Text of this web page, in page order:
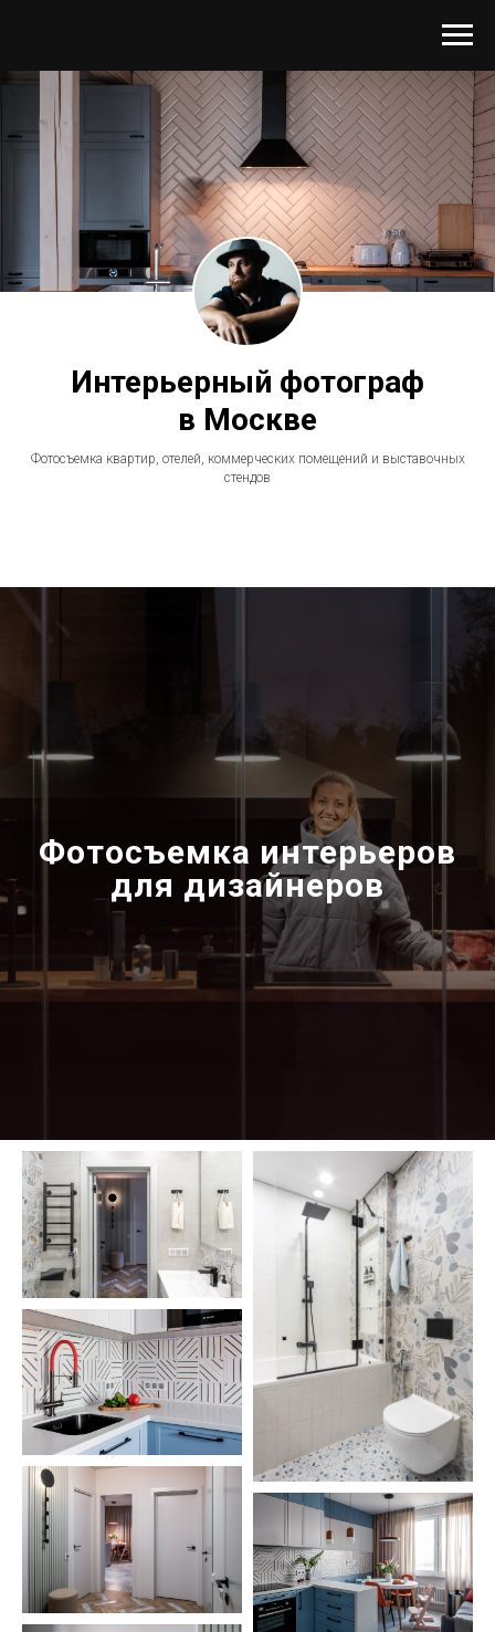
Интерьерный фотограф
в Москве
Фотосъемка квартир, отелей, коммерческих помещений и выставочных
стендов
Фотосъемка интерьеров
для дизайнеров